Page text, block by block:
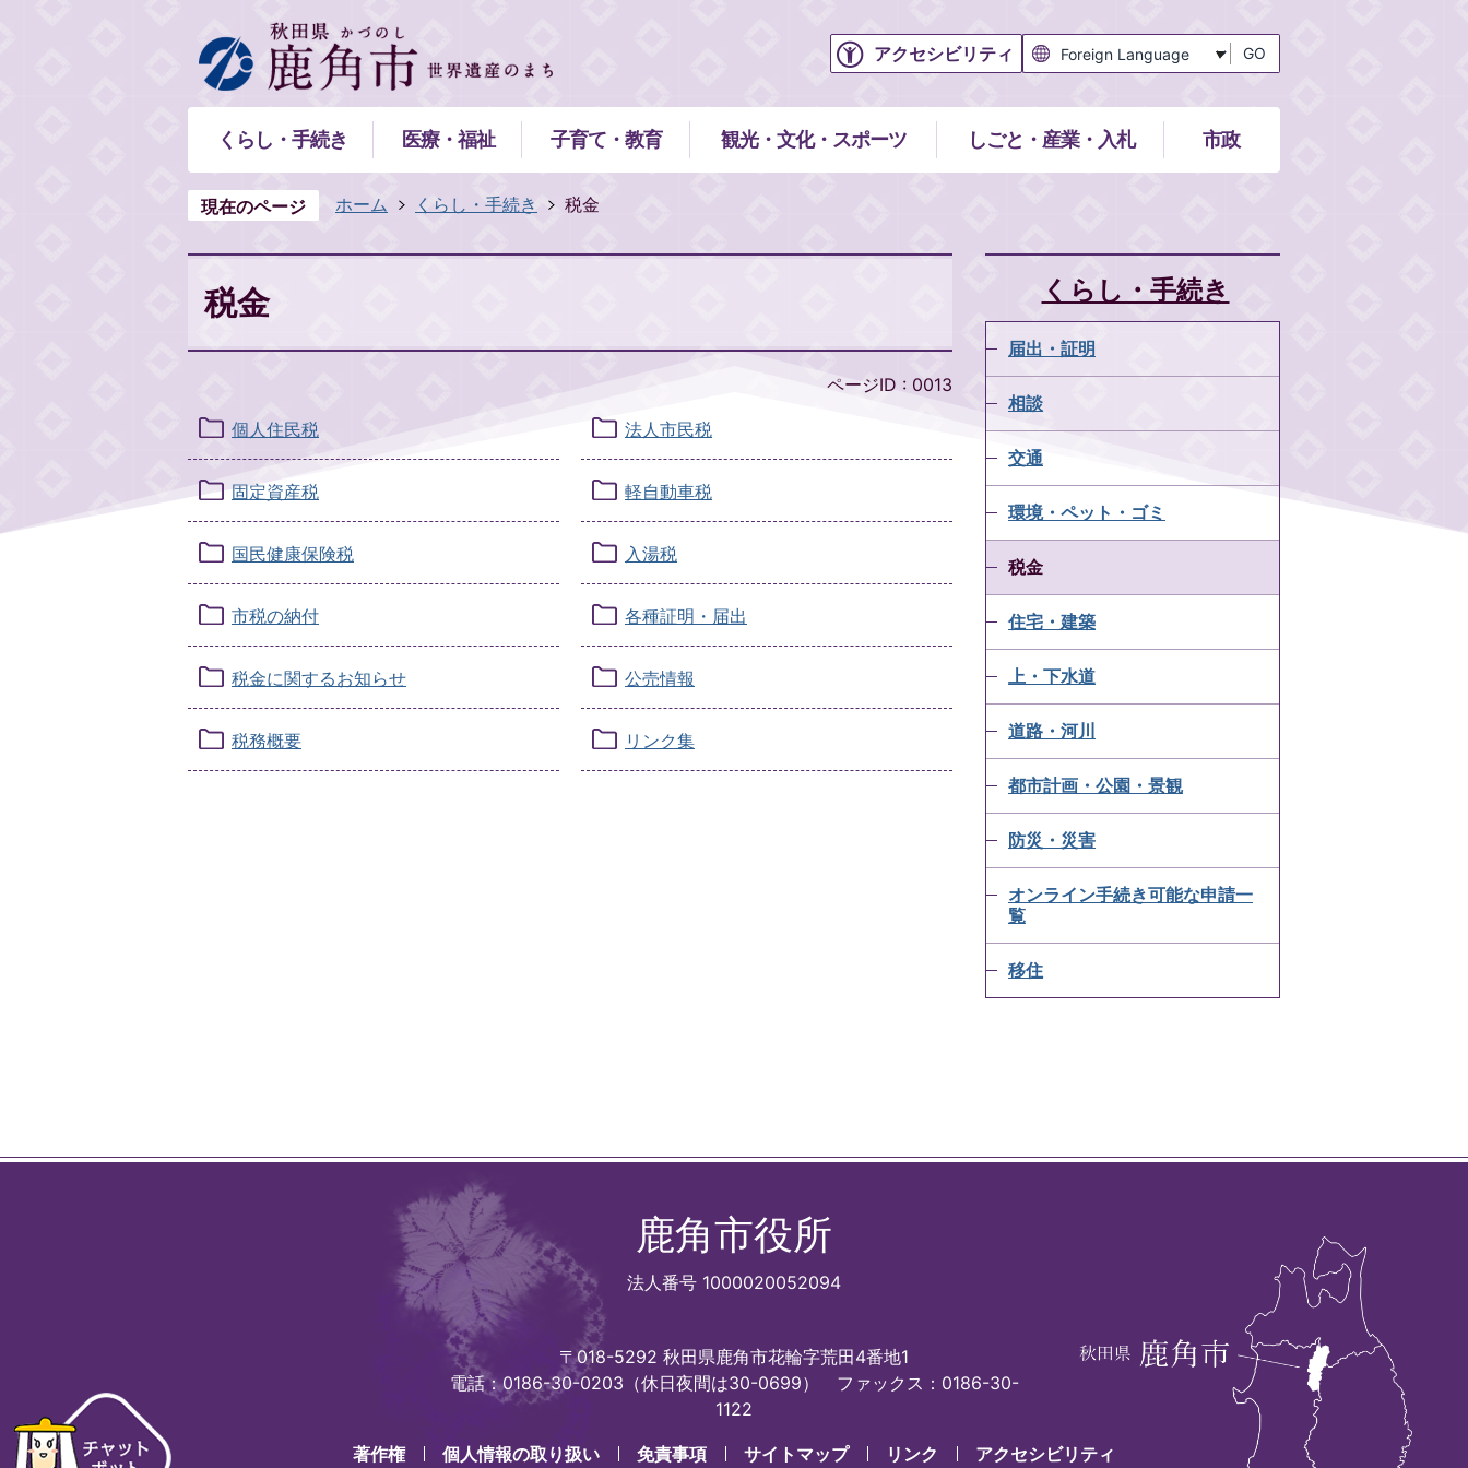
アクセシビリティ GO
くらし・手続き 医療・福祉 子育て・教育 観光・文化・スポーツ しごと・産業・入札 市政
現在のページ ホーム くらし・手続き 税金
税金
ページID : 0013
個人住民税 法人市民税
固定資産税 軽自動車税
国民健康保険税 入湯税
市税の納付 各種証明・届出
税金に関するお知らせ 公売情報
税務概要 リンク集
くらし・手続き
届出・証明
相談
交通
環境・ペット・ゴミ
税金
住宅・建築
上・下水道
道路・河川
都市計画・公園・景観
防災・災害
オンライン手続き可能な申請一
覧
移住
鹿角市役所
法人番号 1000020052094
〒018-5292 秋田県鹿角市花輪字荒田4番地1
電話：0186-30-0203（休日夜間は30-0699）
ファックス：0186-30-
1122
著作権 個人情報の取り扱い 免責事項 サイトマップ リンク アクセシビリティ